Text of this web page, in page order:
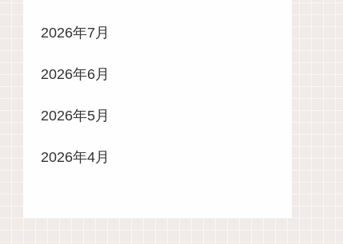
2026年7月
2026年6月
2026年5月
2026年4月